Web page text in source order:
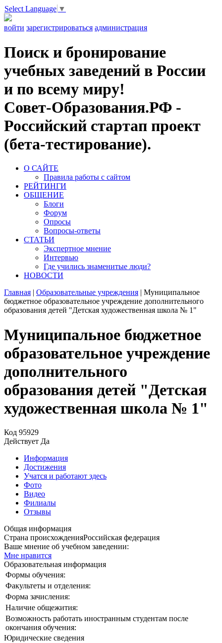
Select Language ▼
войти зарегистрироваться администрация
Поиск и бронирование
учебных заведений в России
и по всему миру!
Совет-Образования.РФ -
Российский стартап проект
(бета-тестирование).
О САЙТЕ
Правила работы с сайтом
РЕЙТИНГИ
ОБЩЕНИЕ
Блоги
Форум
Опросы
Вопросы-ответы
СТАТЬИ
Экспертное мнение
Интервью
Где учились знаменитые люди?
НОВОСТИ
Главная | Образовательные учреждения | Муниципальное
бюджетное образовательное учреждение дополнительного
образования детей "Детская художественная школа № 1"
Муниципальное бюджетное
образовательное учреждение
дополнительного
образования детей "Детская
художественная школа № 1"
Код 95929
Действует Да
Информация
Достижения
Учатся и работают здесь
Фото
Видео
Филиалы
Отзывы
Общая информация
Страна происхожденияРоссийская федерация
Ваше мнение об учебном заведении:
Мне нравится
Образовательная информация
Формы обучения:
Факультеты и отделения:
Форма зачисления:
Наличие общежития:
Возможность работать иностранным студентам после
окончания обучения:
Юридические сведения